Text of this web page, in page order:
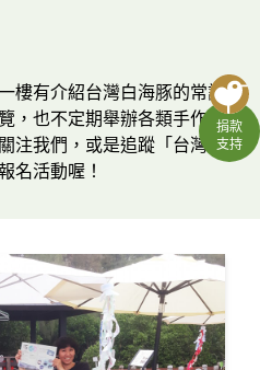
捐款
支持
樓有介紹台灣白海豚的常設
，也不定期舉辦各類手作、
注我們，或是追蹤「台灣白
名活動喔！